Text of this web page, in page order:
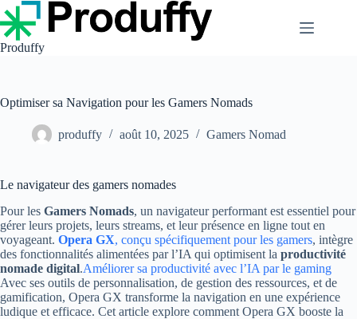
Passer
au
contenu
Produffy
Optimiser sa Navigation pour les Gamers Nomads
produffy août 10, 2025 Gamers Nomad
Le navigateur des gamers nomades
Pour les Gamers Nomads, un navigateur performant est essentiel pour
gérer leurs projets, leurs streams, et leur présence en ligne tout en
voyageant. Opera GX, conçu spécifiquement pour les gamers, intègre
des fonctionnalités alimentées par l’IA qui optimisent la productivité
nomade digital.Améliorer sa productivité avec l’IA par le gaming
Avec ses outils de personnalisation, de gestion des ressources, et de
gamification, Opera GX transforme la navigation en une expérience
ludique et efficace. Cet article explore comment Opera GX booste la